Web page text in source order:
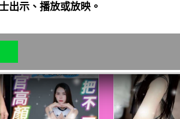
出示、播放或放映。